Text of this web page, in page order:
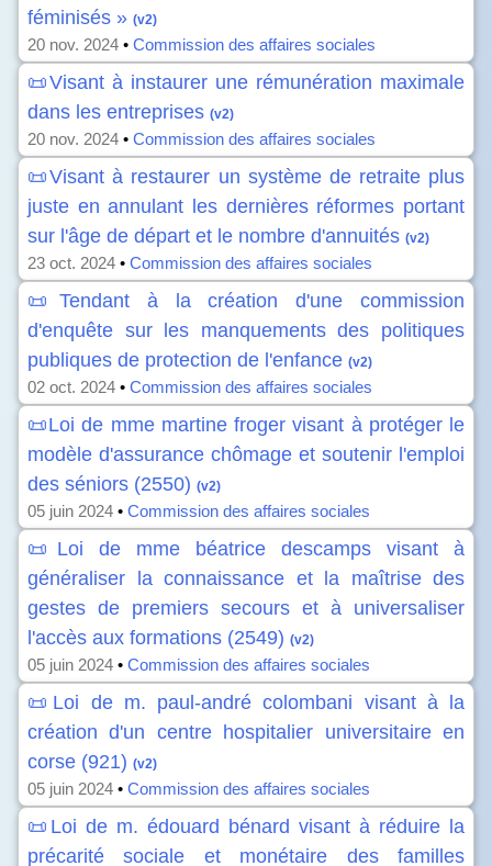
féminisés » (v2)
20 nov. 2024 • Commission des affaires sociales
📜Visant à instaurer une rémunération maximale
dans les entreprises (v2)
20 nov. 2024 • Commission des affaires sociales
📜Visant à restaurer un système de retraite plus
juste en annulant les dernières réformes portant
sur l'âge de départ et le nombre d'annuités (v2)
23 oct. 2024 • Commission des affaires sociales
📜Tendant à la création d'une commission
d'enquête sur les manquements des politiques
publiques de protection de l'enfance (v2)
02 oct. 2024 • Commission des affaires sociales
📜Loi de mme martine froger visant à protéger le
modèle d'assurance chômage et soutenir l'emploi
des séniors (2550) (v2)
05 juin 2024 • Commission des affaires sociales
📜Loi de mme béatrice descamps visant à
généraliser la connaissance et la maîtrise des
gestes de premiers secours et à universaliser
l'accès aux formations (2549) (v2)
05 juin 2024 • Commission des affaires sociales
📜Loi de m. paul-andré colombani visant à la
création d'un centre hospitalier universitaire en
corse (921) (v2)
05 juin 2024 • Commission des affaires sociales
📜Loi de m. édouard bénard visant à réduire la
précarité sociale et monétaire des familles